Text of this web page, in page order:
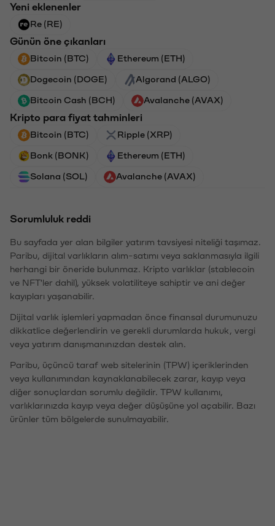
Yeni eklenenler
Re (RE)
Günün öne çıkanları
Bitcoin (BTC) Ethereum (ETH)
Dogecoin (DOGE) Algorand (ALGO)
Bitcoin Cash (BCH) Avalanche (AVAX)
Kripto para fiyat tahminleri
Bitcoin (BTC) Ripple (XRP)
Bonk (BONK) Ethereum (ETH)
Solana (SOL) Avalanche (AVAX)
Sorumluluk reddi
Bu sayfada yer alan bilgiler yatırım tavsiyesi niteliği taşımaz.
Paribu, dijital varlıkların alım-satımı veya saklanmasıyla ilgili
herhangi bir öneride bulunmaz. Kripto varlıklar (stablecoin
ve NFT'ler dahil), yüksek volatiliteye sahiptir ve ani değer
kayıpları yaşanabilir.
Dijital varlık işlemleri yapmadan önce finansal durumunuzu
dikkatlice değerlendirin ve gerekli durumlarda hukuk, vergi
veya yatırım danışmanınızdan destek alın.
Paribu, üçüncü taraf web sitelerinin (TPW) içeriklerinden
veya kullanımından kaynaklanabilecek zarar, kayıp veya
diğer sonuçlardan sorumlu değildir. TPW kullanımı,
varlıklarınızda kayıp veya değer düşüşüne yol açabilir. Bazı
ürünler tüm bölgelerde sunulmayabilir.